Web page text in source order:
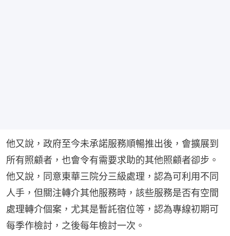
他又說，政府至今未承諾服務順暢推出後，會擴展到
所有照顧者，也會令有需要求助的其他照顧者卻步。
他又說，同意東華三院分三級處理，認為可利用不同
人手，但關注轉介其他服務時，該些服務是否有空間
處理轉介個案，尤其是暫託宿位等，認為專線初期可
每季作檢討，之後每年檢討一次。